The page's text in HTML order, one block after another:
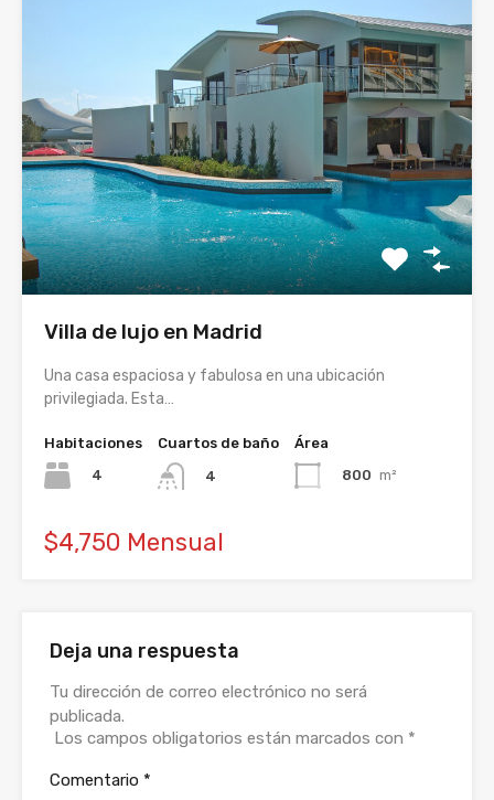
Villa de lujo en Madrid
Una casa espaciosa y fabulosa en una ubicación
privilegiada. Esta…
Habitaciones
4
Cuartos de baño
4
Área
800 m²
$4,750 Mensual
Deja una respuesta
Tu dirección de correo electrónico no será
publicada.
Los campos obligatorios están marcados con *
Comentario *